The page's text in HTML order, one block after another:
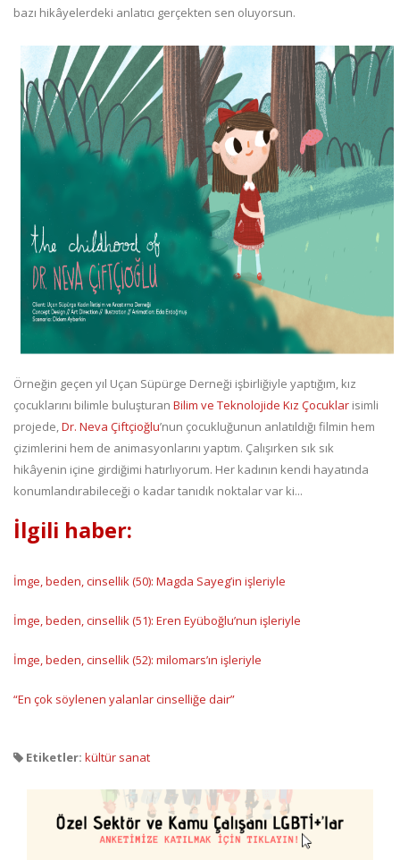
bazı hikâyelerdeki anlatıcı gerçekten sen oluyorsun.
Örneğin geçen yıl Uçan Süpürge Derneği işbirliğiyle yaptığım, kız
çocuklarını bilimle buluşturan Bilim ve Teknolojide Kız Çocuklar isimli
projede, Dr. Neva Çiftçioğlu’nun çocukluğunun anlatıldığı filmin hem
çizimlerini hem de animasyonlarını yaptım. Çalışırken sık sık
hikâyenin içine girdiğimi hatırlıyorum. Her kadının kendi hayatında
konumlandırabileceği o kadar tanıdık noktalar var ki...
İlgili haber:
İmge, beden, cinsellik (50): Magda Sayeg’in işleriyle
İmge, beden, cinsellik (51): Eren Eyüboğlu’nun işleriyle
İmge, beden, cinsellik (52): milomars’ın işleriyle
“En çok söylenen yalanlar cinselliğe dair”
Etiketler: kültür sanat